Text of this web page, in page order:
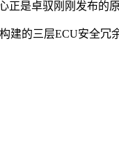
是卓驭刚刚发布的原
建的三层ECU安全冗